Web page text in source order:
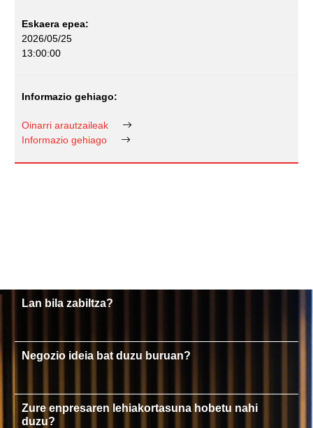
2026/05/25
13:00:00
Oinarri arautzaileak
Informazio gehiago
Lan bila zabiltza?
Negozio ideia bat duzu buruan?
Zure enpresaren lehiakortasuna hobetu nahi
duzu?